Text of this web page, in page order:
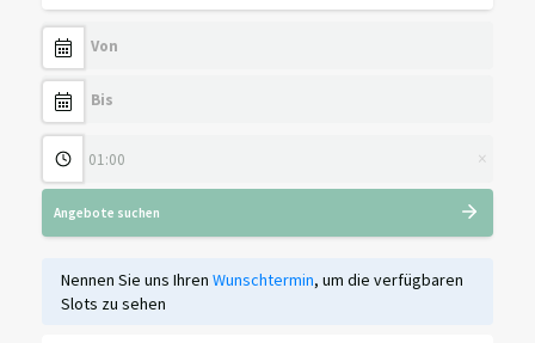
×
Angebote suchen
Nennen Sie uns Ihren Wunschtermin, um die verfügbaren
Slots zu sehen